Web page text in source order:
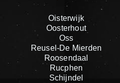
Oisterwijk
Oosterhout
Oss
Reusel-De Mierden
Roosendaal
Rucphen
Schijndel